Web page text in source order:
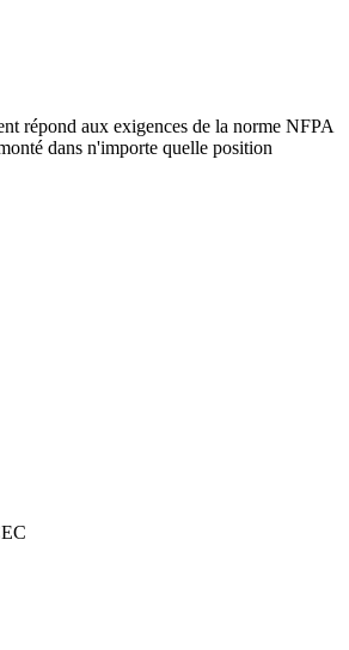
répond aux exigences de la norme NFPA
dans n'importe quelle position